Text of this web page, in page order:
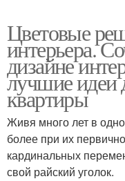
Цветовые
интерьера.
дизайне
лучшие идеи
квартиры
Живя много лет в
более при их
кардинальных
свой райский уголок.